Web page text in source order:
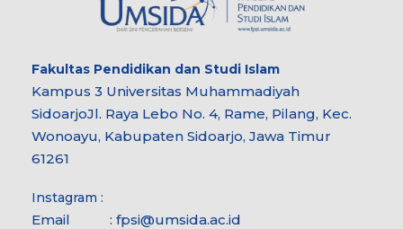
Fakultas Pendidikan dan Studi Islam
Kampus 3 Universitas Muhammadiyah
SidoarjoJl. Raya Lebo No. 4, Rame, Pilang, Kec.
Wonoayu, Kabupaten Sidoarjo, Jawa Timur
61261
Instagram :
Email : fpsi@umsida.ac.id